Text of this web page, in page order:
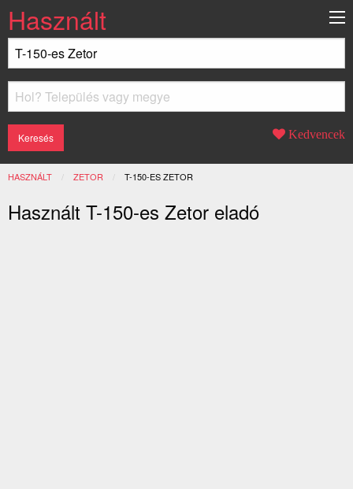
Használt
Kedvencek
HASZNÁLT ZETOR JELENLEGI:
T-150-ES ZETOR
Használt T-150-es Zetor eladó